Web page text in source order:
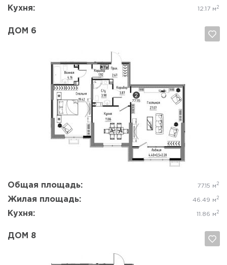
Кухня: 12.17 м 2
ДОМ 6
Общая площадь: 77.15 м 2
Жилая площадь: 46.49 м 2
Кухня: 11.86 м 2
Да, удалить Отмена
ДОМ 8